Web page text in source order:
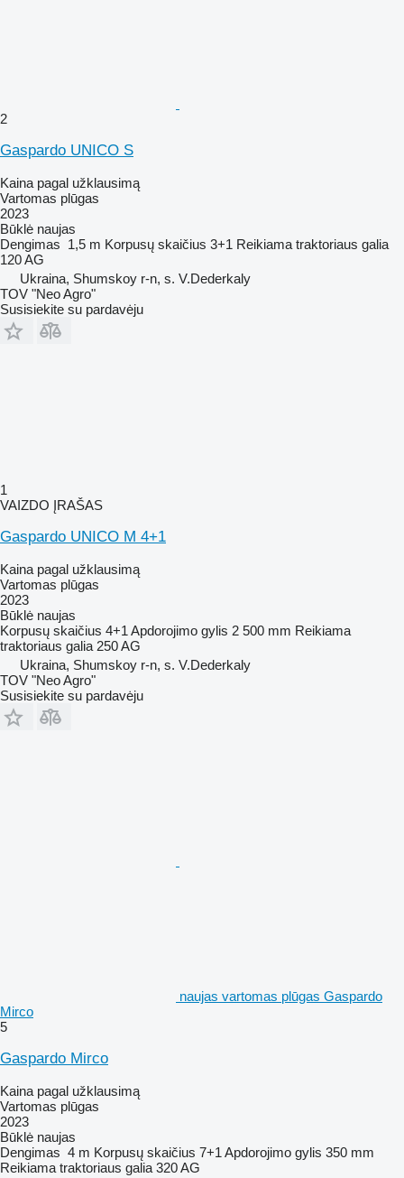
2
Gaspardo UNICO S
Kaina pagal užklausimą
Vartomas plūgas
2023
Būklė naujas
Dengimas 1,5 m Korpusų skaičius 3+1 Reikiama traktoriaus galia
120 AG
Ukraina, Shumskoy r-n, s. V.Dederkaly
TOV "Neo Agro"
Susisiekite su pardavėju
1
VAIZDO ĮRAŠAS
Gaspardo UNICO M 4+1
Kaina pagal užklausimą
Vartomas plūgas
2023
Būklė naujas
Korpusų skaičius 4+1 Apdorojimo gylis 2 500 mm Reikiama
traktoriaus galia 250 AG
Ukraina, Shumskoy r-n, s. V.Dederkaly
TOV "Neo Agro"
Susisiekite su pardavėju
naujas vartomas plūgas Gaspardo
Mirco
5
Gaspardo Mirco
Kaina pagal užklausimą
Vartomas plūgas
2023
Būklė naujas
Dengimas 4 m Korpusų skaičius 7+1 Apdorojimo gylis 350 mm
Reikiama traktoriaus galia 320 AG